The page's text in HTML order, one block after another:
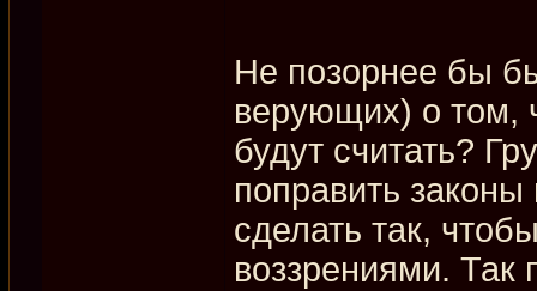
Не позорнее бы
верующих) о том,
будут считать?
поправить
сделать так,
воззрениями.